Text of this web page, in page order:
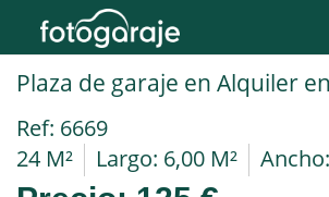
Ref: 6669
24 M²
Largo: 6,00 M²